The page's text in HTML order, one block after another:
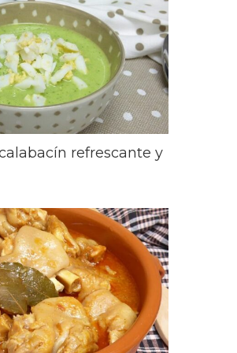
refrescante y